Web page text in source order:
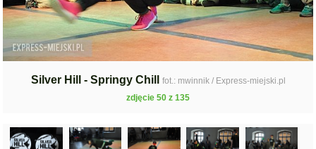
Silver Hill - Springy Chill
fot.: mwinnik / Express-miejski.pl
zdjęcie 50 z 135